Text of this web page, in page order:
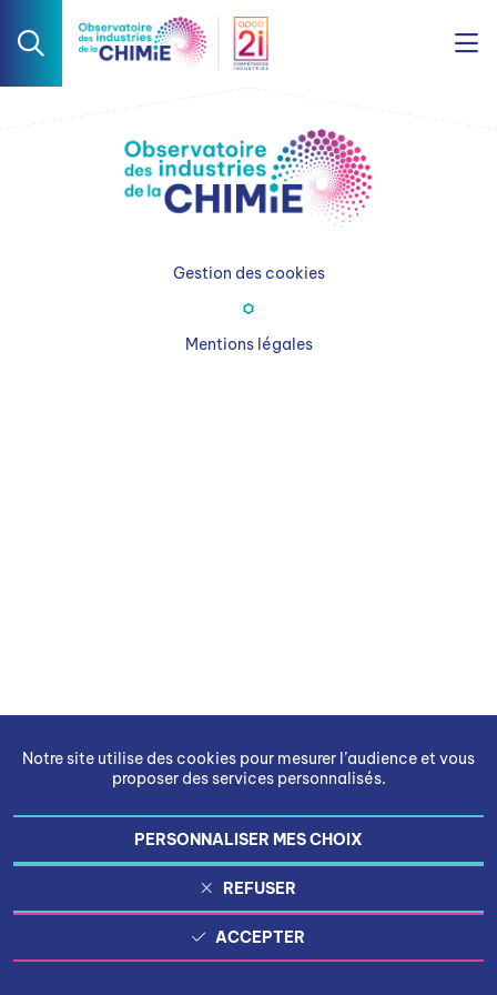
Notre site utilise des cookies pour mesurer l’audience et vous
proposer des services personnalisés.
PERSONNALISER MES CHOIX
REFUSER
ACCEPTER
Gestion des cookies
Mentions légales